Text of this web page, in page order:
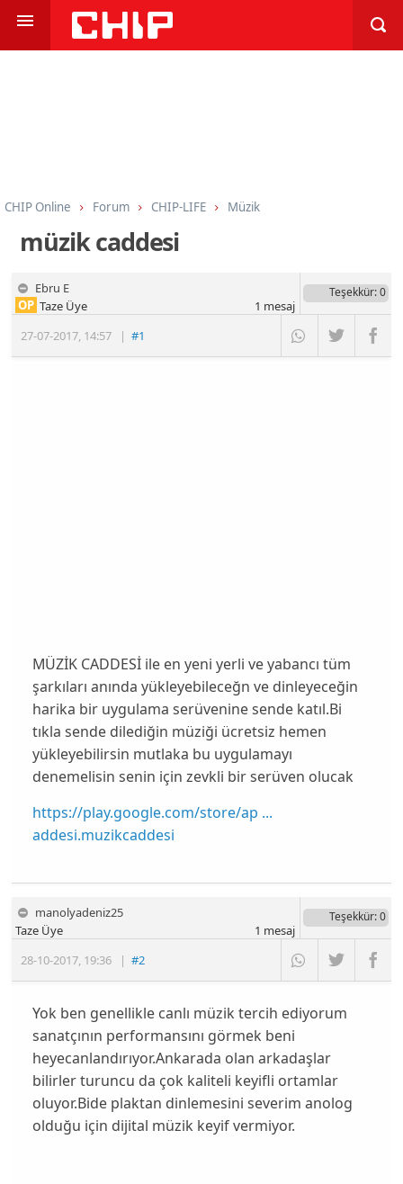
CHIP Online Forum CHIP-LIFE Müzik
müzik caddesi
Ebru E
27-07-2017, 14:57 |#1
OP Taze Üye
Teşekkür: 0
1 mesaj
MÜZİK CADDESİ ile en yeni yerli ve yabancı tüm
şarkıları anında yükleyebileceğn ve dinleyeceğin
harika bir uygulama serüvenine sende katıl.Bi
tıkla sende dilediğin müziği ücretsiz hemen
yükleyebilirsin mutlaka bu uygulamayı
denemelisin senin için zevkli bir serüven olucak
https://play.google.com/store/ap ...
addesi.muzikcaddesi
manolyadeniz25
28-10-2017, 19:36 |#2
Taze Üye
Teşekkür: 0
1 mesaj
Yok ben genellikle canlı müzik tercih ediyorum
sanatçının performansını görmek beni
heyecanlandırıyor.Ankarada olan arkadaşlar
bilirler turuncu da çok kaliteli keyifli ortamlar
oluyor.Bide plaktan dinlemesini severim anolog
olduğu için dijital müzik keyif vermiyor.